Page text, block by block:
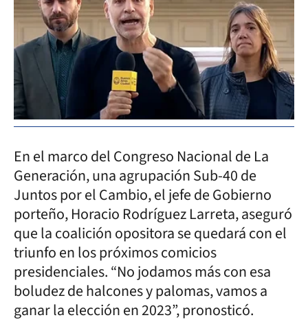
En el marco del Congreso Nacional de La
Generación, una agrupación Sub-40 de
Juntos por el Cambio, el jefe de Gobierno
porteño, Horacio Rodríguez Larreta, aseguró
que la coalición opositora se quedará con el
triunfo en los próximos comicios
presidenciales. “No jodamos más con esa
boludez de halcones y palomas, vamos a
ganar la elección en 2023”, pronosticó.